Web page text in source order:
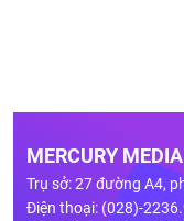
MERCURY
Trụ sở: 27 đường A4,
Điện thoại: (028)-